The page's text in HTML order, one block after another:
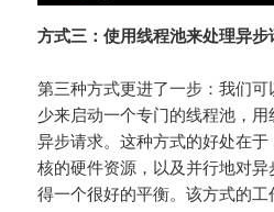
方式三：使用线程池来处理异步
第三种方式更进了一步：我们
少来启动一个专门的线程池，
异步请求。这种方式的好处在
核的硬件资源，以及并行地对
得一个很好的平衡。该方式的工